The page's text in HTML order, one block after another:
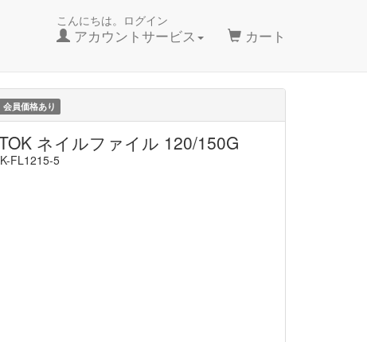
こんにちは。ログイン
アカウントサービス カート
会員価格あり
ネイルファイル 120/150G
FL1215-5